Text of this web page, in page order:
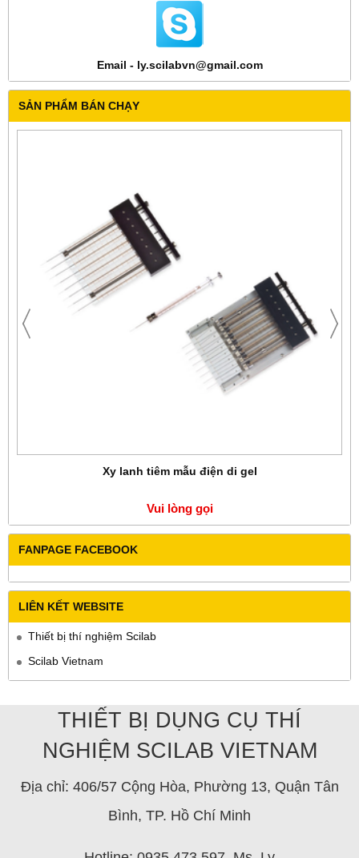
Email - ly.scilabvn@gmail.com
SẢN PHẨM BÁN CHẠY
Xy lanh tiêm mẫu điện di gel
Vui lòng gọi
FANPAGE FACEBOOK
LIÊN KẾT WEBSITE
Thiết bị thí nghiệm Scilab
Scilab Vietnam
THIẾT BỊ DỤNG CỤ THÍ
NGHIỆM SCILAB VIETNAM
Địa chỉ: 406/57 Cộng Hòa, Phường 13, Quận Tân
Bình, TP. Hồ Chí Minh